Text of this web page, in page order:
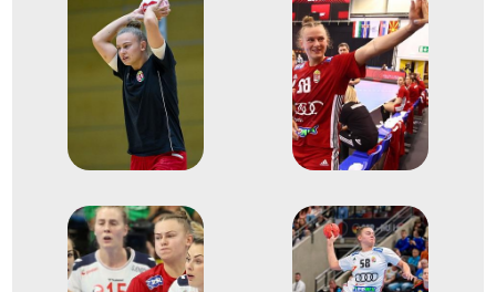
Bíró Blanka Bordás Réka
Janurik Kinga
Papp Nikoletta
Győri-Lukács Viktória
Márton Gréta
Schatzl Nadine
Vámos Petra
Szemerey Zsófi
Pásztor Noémi
Juhász Gréta
Kácsor Gréta
Kuczora Csenge
Tóth Nikolett
Csíkos Luca